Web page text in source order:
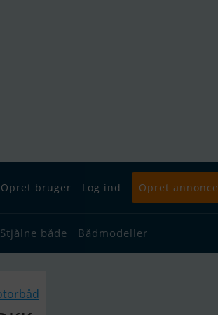
Opret bruger Log ind Opret annonce
Stjålne både Bådmodeller